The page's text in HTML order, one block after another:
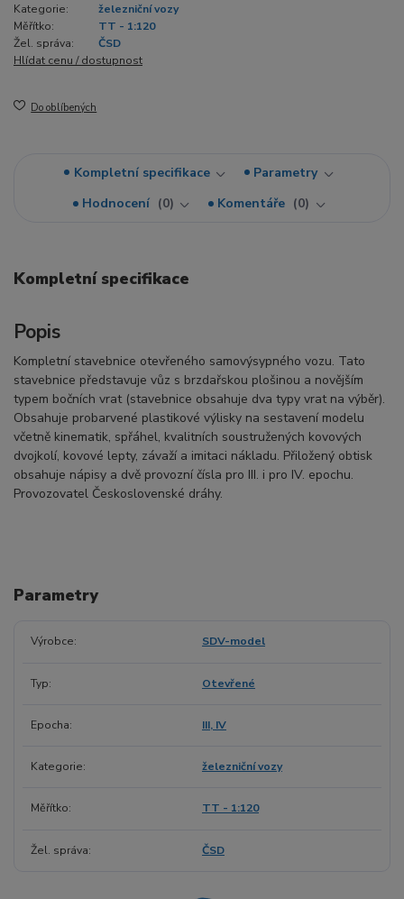
Kategorie:
železniční vozy
Měřítko:
TT - 1:120
Žel. správa:
ČSD
Hlídat cenu / dostupnost
Do oblíbených
Kompletní specifikace
Parametry
Hodnocení
0 Komentáře 0
Kompletní specifikace
Popis
Kompletní stavebnice otevřeného samovýsypného vozu. Tato
stavebnice představuje vůz s brzdařskou plošinou a novějším
typem bočních vrat (stavebnice obsahuje dva typy vrat na výběr).
Obsahuje probarvené plastikové výlisky na sestavení modelu
včetně kinematik, spřáhel, kvalitních soustružených kovových
dvojkolí, kovové lepty, závaží a imitaci nákladu. Přiložený obtisk
obsahuje nápisy a dvě provozní čísla pro III. i pro IV. epochu.
Provozovatel Československé dráhy.
Parametry
Výrobce SDV-model
Typ Otevřené
Epocha III, IV
Kategorie železniční vozy
Měřítko TT - 1:120
Žel. správa ČSD